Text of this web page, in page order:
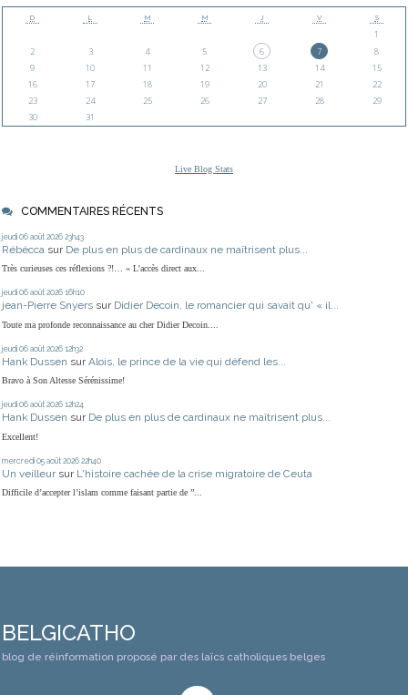
D L M M J V S
1
2
3 4 5 6 7
8
9
10 11 12 13 14
15
16
17 18 19 20 21
22
23
24 25 26 27 28
29
30
31
Live Blog Stats
COMMENTAIRES RÉCENTS
jeudi 06 août 2026 23h43
Rébécca sur De plus en plus de cardinaux ne maîtrisent plus...
Très curieuses ces réflexions ?!… « L'accès direct aux...
jeudi 06 août 2026 16h10
jean-Pierre Snyers sur Didier Decoin, le romancier qui savait qu' « il...
Toute ma profonde reconnaissance au cher Didier Decoin....
jeudi 06 août 2026 12h32
Hank Dussen sur Alois, le prince de la vie qui défend les...
Bravo à Son Altesse Sérénissime!
jeudi 06 août 2026 12h24
Hank Dussen sur De plus en plus de cardinaux ne maîtrisent plus...
Excellent!
mercredi 05 août 2026 22h40
Un veilleur sur L'histoire cachée de la crise migratoire de Ceuta
Difficile d’accepter l’islam comme faisant partie de ”...
BELGICATHO
blog de réinformation proposé par des laïcs catholiques belges